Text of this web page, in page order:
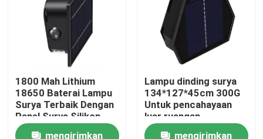
1800 Mah Lithium
18650 Baterai Lampu
Surya Terbaik Dengan
Panel Surya Silikon
Monokristalin
mengirimkan
Lampu dinding surya
134*127*45cm 300G
Untuk pencahayaan
luar ruangan
mengirimkan